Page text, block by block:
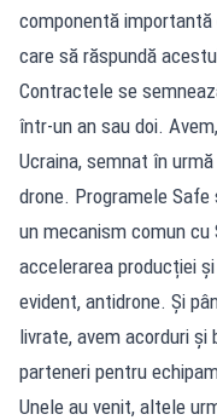
componentă
care să răspundă
Contractele se
într-un an sau doi.
Ucraina, semnat în
drone. Programele
un mecanism comun
accelerarea producției
evident, antidrone. Și
livrate, avem acorduri
parteneri pentru
Unele au venit, altele